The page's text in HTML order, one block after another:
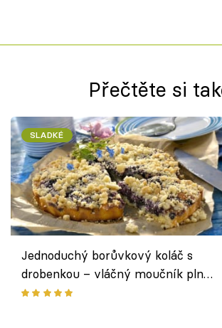
Přečtěte si
SLADKÉ
Jednoduchý borůvkový koláč s
drobenkou – vláčný moučník plný
ovoce